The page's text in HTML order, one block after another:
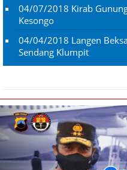
04/07/2018 Kirab
Kesongo
04/04/2018 Langen
Sendang Klumpit